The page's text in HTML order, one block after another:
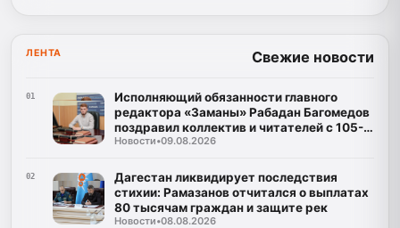
ЛЕНТА Свежие новости
01
Исполняющий обязанности главного
редактора «Заманы» Рабадан Багомедов
поздравил коллектив и читателей с 105-
летним юбилеем газеты
Новости•09.08.2026
02
Дагестан ликвидирует последствия
стихии: Рамазанов отчитался о выплатах
80 тысячам граждан и защите рек
Новости•08.08.2026